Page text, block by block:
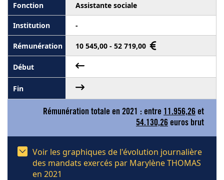
Assistante sociale
-
10 545,00 - 52 719,00
Rémunération totale en 2021 : entre 11.956,26 et
54.130,26 euros brut
Voir les graphiques de l'évolution journalière
des mandats exercés par Marylène THOMAS
en 2021